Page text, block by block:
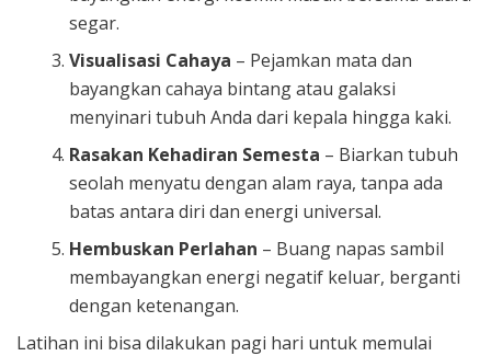
segar.
Visualisasi Cahaya – Pejamkan mata dan
bayangkan cahaya bintang atau galaksi
menyinari tubuh Anda dari kepala hingga kaki.
Rasakan Kehadiran Semesta – Biarkan tubuh
seolah menyatu dengan alam raya, tanpa ada
batas antara diri dan energi universal.
Hembuskan Perlahan – Buang napas sambil
membayangkan energi negatif keluar, berganti
dengan ketenangan.
Latihan ini bisa dilakukan pagi hari untuk memulai